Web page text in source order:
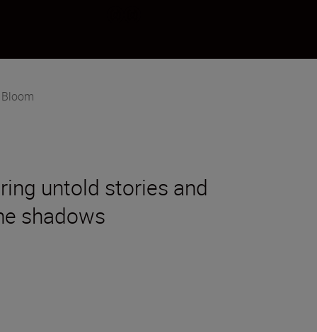
untold stories and
shadows